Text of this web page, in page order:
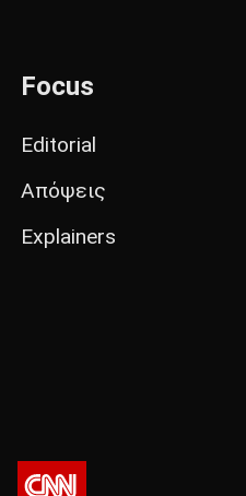
Focus
Editorial
Απόψεις
Explainers